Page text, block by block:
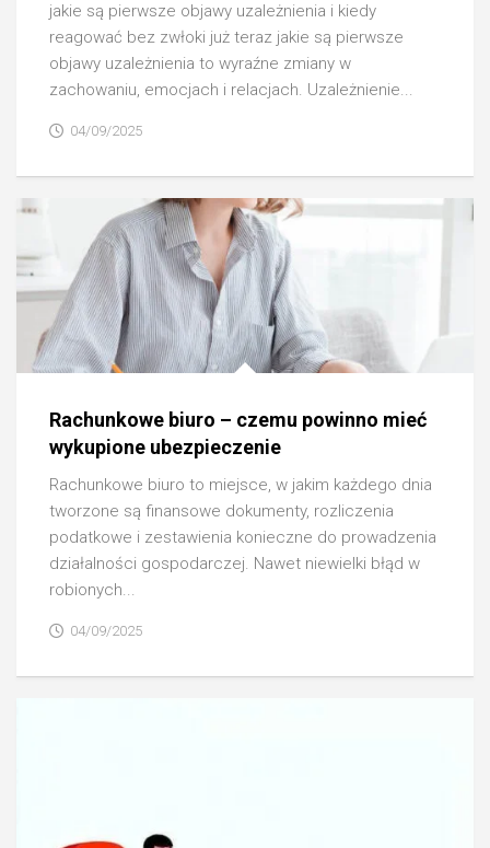
jakie są pierwsze objawy uzależnienia i kiedy
reagować bez zwłoki już teraz jakie są pierwsze
objawy uzależnienia to wyraźne zmiany w
zachowaniu, emocjach i relacjach. Uzależnienie...
04/09/2025
Rachunkowe biuro – czemu powinno mieć
wykupione ubezpieczenie
Rachunkowe biuro to miejsce, w jakim każdego dnia
tworzone są finansowe dokumenty, rozliczenia
podatkowe i zestawienia konieczne do prowadzenia
działalności gospodarczej. Nawet niewielki błąd w
robionych...
04/09/2025